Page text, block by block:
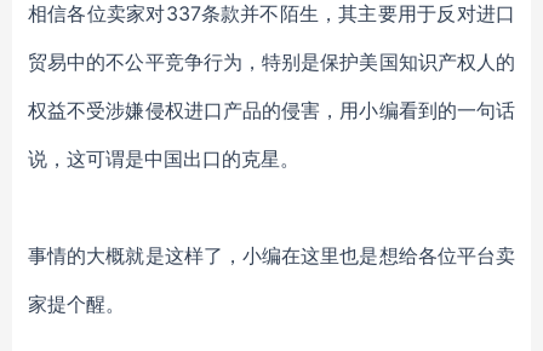
相信各位卖家对337条款并不陌生，其主要用于反对进口
贸易中的不公平竞争行为，特别是保护美国知识产权人的
权益不受涉嫌侵权进口产品的侵害，用小编看到的一句话
说，这可谓是中国出口的克星。
事情的大概就是这样了， 小编在这里也是想给各位平台卖
家提个醒。